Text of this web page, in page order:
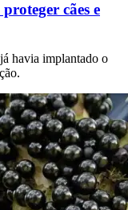
cães e
havia implantado o